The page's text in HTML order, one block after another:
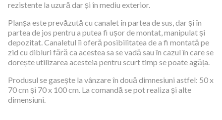
rezistente la uzură dar și în mediu exterior.
Planșa este prevăzută cu canalet în partea de sus, dar și în
partea de jos pentru a putea fi ușor de montat, manipulat și
depozitat. Canaletul îi oferă posibilitatea de a fi montată pe
zid cu dibluri fără ca acestea sa se vadă sau în cazul în care se
dorește utilizarea acesteia pentru scurt timp se poate agăța.
Produsul se gasește la vânzare în două dimnesiuni astfel: 50 x
70 cm și 70 x 100 cm. La comandă se pot realiza și alte
dimensiuni.